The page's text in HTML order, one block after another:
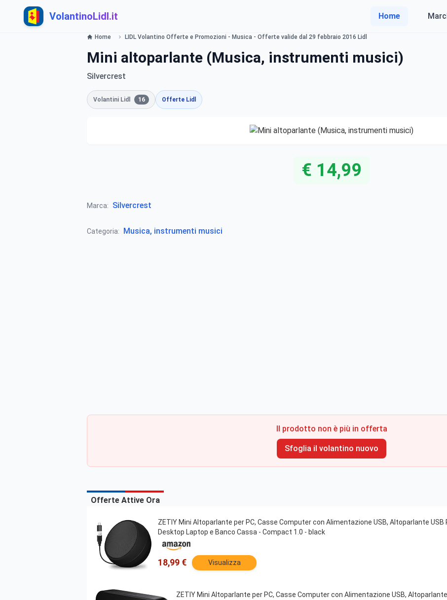
VolantinoLidl.it Home
Home LIDL Volantino Offerte e Promozioni - Musica - Offerte valide dal 29 febbraio 2016 Lidl
Mini altoparlante (Musica, instrumenti musici)
Silvercrest
Volantini Lidl 16 Offerte Lidl
€ 14,99
Marca: Silvercrest
Categoria: Musica, instrumenti musici
Il prodotto non è più in offerta
Sfoglia il volantino nuovo
Offerte Attive Ora
ZETIY Mini Altoparlante per PC, Casse Computer con Alimentazione USB, Altoparlante
Desktop Laptop e Banco Cassa - Compact 1.0 - black
18,99 € Visualizza
ZETIY Mini Altoparlante per PC, Casse Computer con Alimentazione USB,